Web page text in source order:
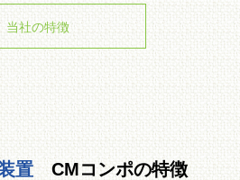
当社の特徴
置 CMコンポの特徴